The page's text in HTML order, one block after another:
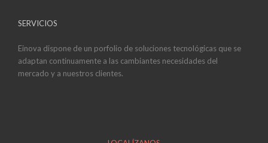
SERVICIOS
Einova dispone de un porfolio de soluciones tecnológicas que se
adaptan continuamente a las cambiantes necesidades del
mercado y a nuestros clientes.